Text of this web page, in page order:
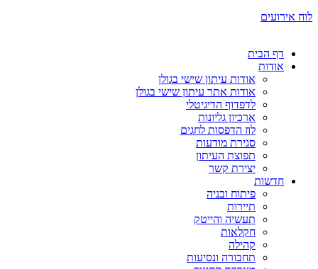
לוח אירועים
דף הבית
אודות
אודות עיתון שישי בגולן
אודות אתר עיתון שישי בגולן
לדפדוף הדיגיטלי
ארכיון גליונות
לוז הדפסות לחגים
סגירת מודעות
תפוצת העיתון
יצירת קשר
חדשות
פיתוח ובניה
תיירות
תעשיה והייטק
חקלאות
קהילה
תחבורה ונסיעות